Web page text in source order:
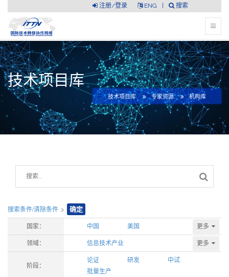
搜索
ENG
注册/登录
技术项目库
技术项目库 专家资源 机构库
搜索条件/清除条件 > 确定
国家： 中国 美国 更多
领域： 信息技术产业 更多
阶段：
论证 研发
中试
批量生产